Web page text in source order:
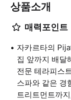
상품소개
매력포인트
자카르타의
집 앞까지 배달
전문 테라피스
스파와 같은 경
트리트먼트까